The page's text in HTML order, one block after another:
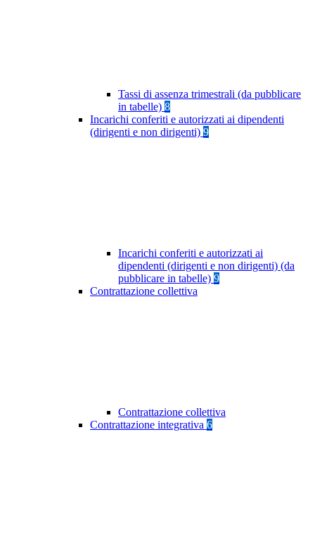
Tassi di assenza trimestrali (da pubblicare
in tabelle) 8
Incarichi conferiti e autorizzati ai dipendenti
(dirigenti e non dirigenti) 9
Incarichi conferiti e autorizzati ai
dipendenti (dirigenti e non dirigenti) (da
pubblicare in tabelle) 9
Contrattazione collettiva
Contrattazione collettiva
Contrattazione integrativa 6